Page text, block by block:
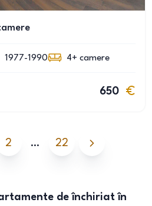
1977-1990 4+ camere
650
2 … 22
de închiriat în